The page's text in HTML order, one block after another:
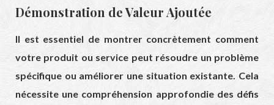
Démonstration de Valeur Ajoutée
Il est essentiel de montrer concrètement comment
votre produit ou service peut résoudre un problème
spécifique ou améliorer une situation existante. Cela
nécessite une compréhension approfondie des défis